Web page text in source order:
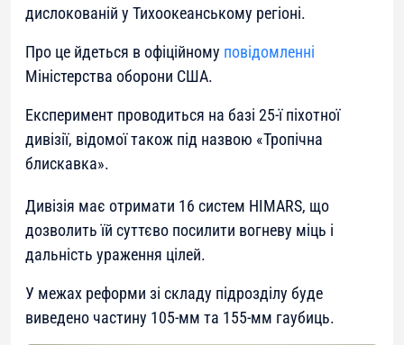
дислокованій у Тихоокеанському регіоні.
Про це йдеться в офіційному повідомленні
Міністерства оборони США.
Експеримент проводиться на базі 25-ї піхотної
дивізії, відомої також під назвою «Тропічна
блискавка».
Дивізія має отримати 16 систем HIMARS, що
дозволить їй суттєво посилити вогневу міць і
дальність ураження цілей.
У межах реформи зі складу підрозділу буде
виведено частину 105-мм та 155-мм гаубиць.